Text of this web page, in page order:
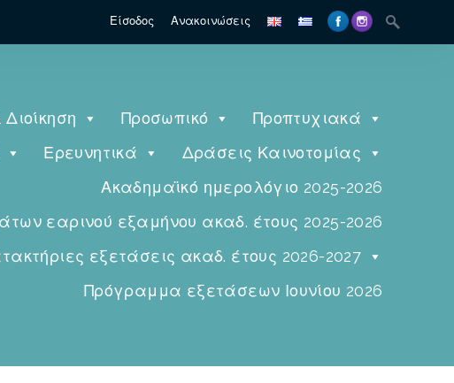
Είσοδος Ανακοινώσεις
Προσωπικό
Προπτυχιακά
Ερευνητικά
Δράσεις Καινοτομίας
Ακαδημαϊκό ημερολόγιο 2025-2026
εαρινού εξαμήνου ακαδ. έτους 2025-2026
εξετάσεις ακαδ. έτους 2026-2027
Πρόγραμμα εξετάσεων Ιουνίου 2026